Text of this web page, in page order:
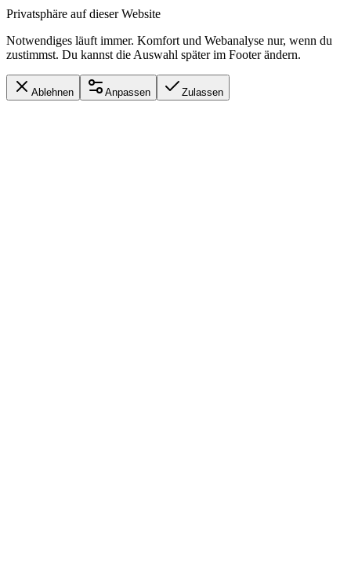
Privatsphäre auf dieser Website
Notwendiges läuft immer. Komfort und Webanalyse nur, wenn du
zustimmst. Du kannst die Auswahl später im Footer ändern.
Ablehnen Anpassen Zulassen